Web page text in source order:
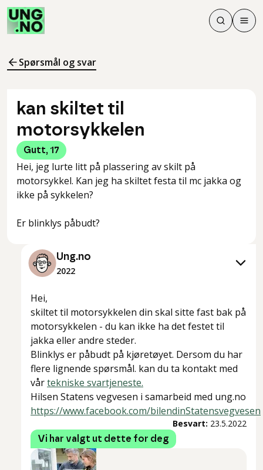
Søk
Søk
Meny
Spørsmål og svar
kan skiltet til
motorsykkelen
Gutt, 17
Hei, jeg lurte litt på plassering av skilt på
motorsykkel. Kan jeg ha skiltet festa til mc jakka og
ikke på sykkelen?
Er blinklys påbudt?
Ung.no
2022
Hei,
skiltet til motorsykkelen din skal sitte fast bak på
motorsykkelen - du kan ikke ha det festet til
jakka eller andre steder.
Blinklys er påbudt på kjøretøyet. Dersom du har
flere lignende spørsmål. kan du ta kontakt med
vårtekniske svartjeneste.
Hilsen Statens vegvesen i samarbeid med ung.no
https://www.facebook.com/bilendinStatensvegvesen
Besvart: 23.5.2022
Vi har valgt ut dette for deg